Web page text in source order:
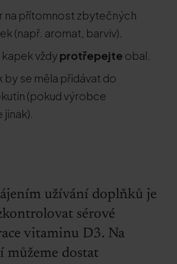
na přítomnost zbytečných
(např. aromat, barviv).
vždyprotřepejte obal.
by se měla přidávat do
(pokud výrobce
jinak).
užívání doplňků je
sérové
vitaminu D3. Na
můžeme dostat